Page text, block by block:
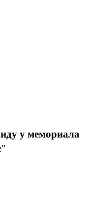
у мемориала